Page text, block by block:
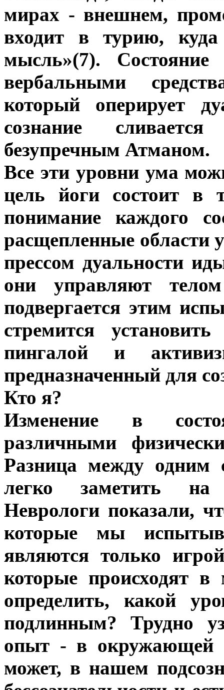
мирах - внешнем,
входит в турию,
мысль»(7). Состояние
вербальными
который оперирует
сознание
безупречным Атманом.
Все эти уровни ума
цель йоги состоит в
понимание каждого
расщепленные
прессом дуальности
они управляют
подвергается этим
стремится
пингалой и
предназначенный для
Кто я?
Изменение в
различными
Разница между одним
легко заметить на
Неврологи показали,
которые мы
являются только
которые происходят
определить, какой
подлинным? Трудно
опыт - в окружающей
может, в нашем